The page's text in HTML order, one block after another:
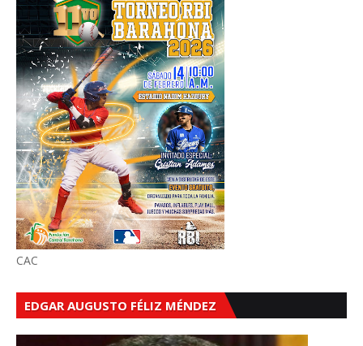
CAC
EDGAR AUGUSTO FÉLIZ MÉNDEZ